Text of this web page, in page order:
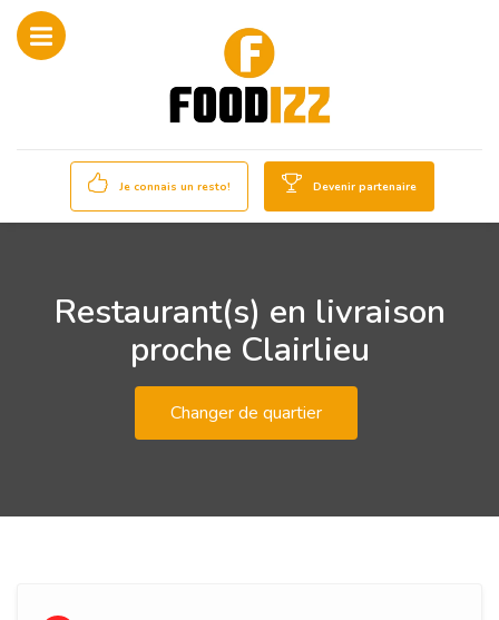
Je connais un resto! Devenir partenaire
Restaurant(s) en livraison
proche Clairlieu
Changer de quartier